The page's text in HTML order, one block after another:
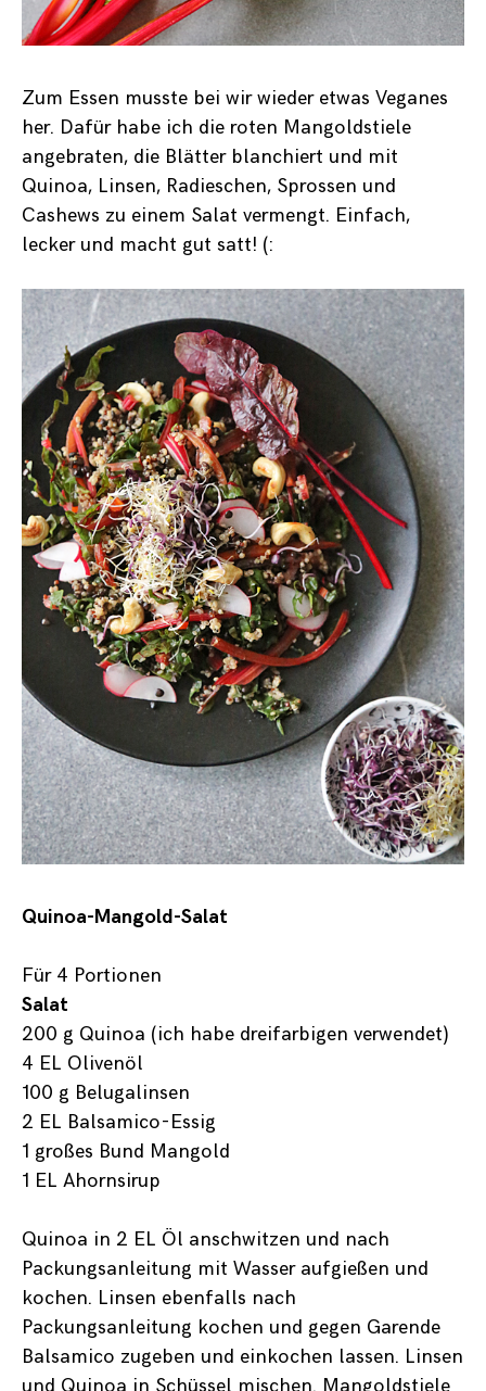
Zum Essen musste bei wir wieder etwas Veganes
her. Dafür habe ich die roten Mangoldstiele
angebraten, die Blätter blanchiert und mit
Quinoa, Linsen, Radieschen, Sprossen und
Cashews zu einem Salat vermengt. Einfach,
lecker und macht gut satt! (:
Quinoa-Mangold-Salat
Für 4 Portionen
Salat
200 g Quinoa (ich habe dreifarbigen verwendet)
4 EL Olivenöl
100 g Belugalinsen
2 EL Balsamico-Essig
1 großes Bund Mangold
1 EL Ahornsirup
Quinoa in 2 EL Öl anschwitzen und nach
Packungsanleitung mit Wasser aufgießen und
kochen. Linsen ebenfalls nach
Packungsanleitung kochen und gegen Garende
Balsamico zugeben und einkochen lassen. Linsen
und Quinoa in Schüssel mischen. Mangoldstiele